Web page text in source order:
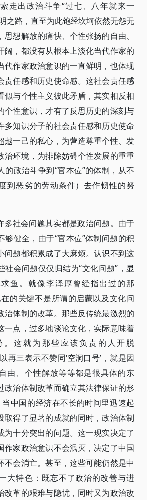
走出政治斗争“过七、八年就来一
之路，直至为此饱经坎坷依然无怨无
思想解放的痛快、个性张扬的自由、
阔，都没有从根本上淡化当代作家的
代作家政治意识的一直鲜明，也体现
责任感和历史使命感。这社会责任感
似与个性主义彼此矛盾，其实相反相
个性意识，才有了反思历史的深刻与
多知识分子的社会责任感和历史使命
越一己的私心，为营造尊重个性、发
治环境，为排除妨碍个性发展的重重
的政治斗争到“官本位”的体制，从不
到恶劣的劳动条件）去作韧性的努
多社会问题其实都是政治问题。由于
够健全，由于“官本位”体制问题的积
问题都积累成了大麻烦。认识不到这
社会问题仅仅归结为“文化问题”，显
鱼。就像李泽厚曾经指出过的那
的关键不是所谓的启蒙以及文化问
治体制的改革。那些反传统最激烈的
一点，过多地谈论文化，实际意味着
。这就为那些应该负责的人开脱
再三表示不赞同‘空洞口号’，就是因
由、个性解放等等都是很具体的东
政治体制改革而确立其法律保证的形
中国的经济在不长的时间里迅速起
取得了显著的成就的同时，政治体制
为十分突出的问题。这一现实决定了
作家政治意识不会泯灭，决定了中国
不会消亡。甚至，这些可能仍然是中
大特色：既忘不了政治的改善与进
改革的艰难与隐忧，同时又为政治改